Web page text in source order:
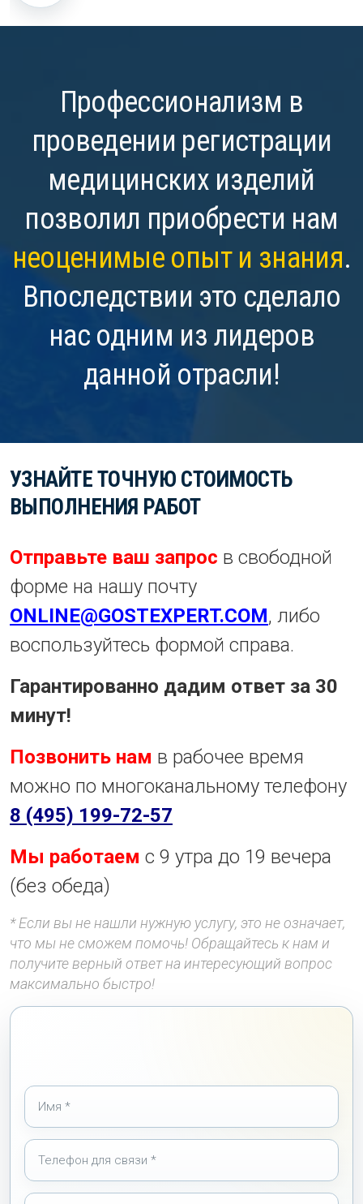
Профессионализм в
проведении регистрации
медицинских изделий
позволил приобрести нам
неоценимые опыт и знания.
Впоследствии это сделало
нас одним из лидеров
данной отрасли!
УЗНАЙТЕ ТОЧНУЮ СТОИМОСТЬ
ВЫПОЛНЕНИЯ РАБОТ
Отправьте ваш запрос в свободной
форме на нашу почту
ONLINE@GOSTEXPERT.COM, либо
воспользуйтесь формой справа.
Гарантированно дадим ответ за 30
минут!
Позвонить нам в рабочее время
можно по многоканальному телефону
8 (495) 199-72-57
Мы работаем с 9 утра до 19 вечера
(без обеда)
* Если вы не нашли нужную услугу, это не означает,
что мы не сможем помочь! Обращайтесь к нам и
получите верный ответ на интересующий вопрос
максимально быстро!